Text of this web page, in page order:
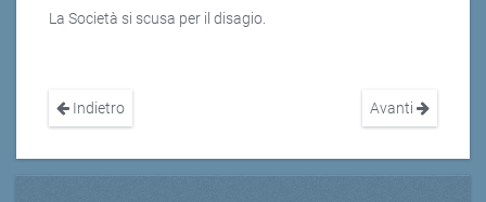
La Società si scusa per il disagio.
Indietro Avanti